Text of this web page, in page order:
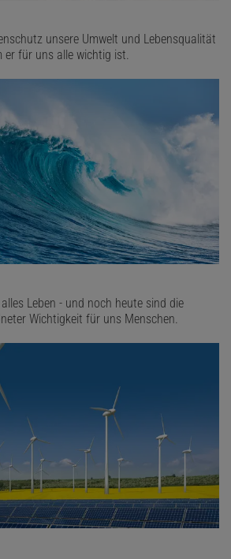
unsere Umwelt und Lebensqualität
er für uns alle wichtig ist.
Leben - und noch heute sind die
Wichtigkeit für uns Menschen.